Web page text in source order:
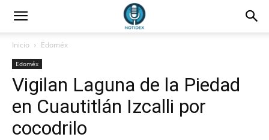
Inicio Edoméx
Edoméx
Vigilan Laguna de la Piedad
en Cuautitlán Izcalli por
cocodrilo